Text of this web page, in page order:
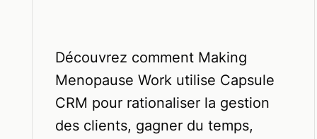
Découvrez comment Making
Menopause Work utilise Capsule
CRM pour rationaliser la gestion
des clients, gagner du temps,